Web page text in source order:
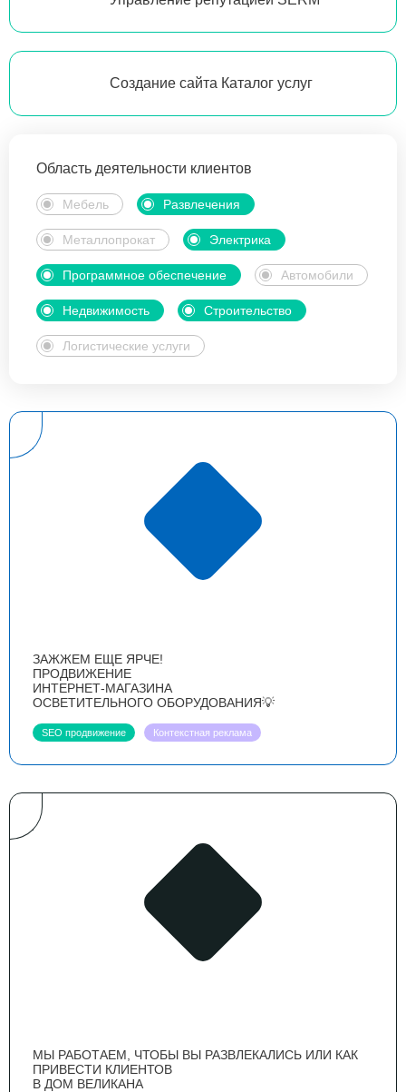
Создание сайта Каталог услуг
Область деятельности клиентов
Мебель Развлечения
Металлопрокат Электрика
Программное обеспечение Автомобили
Недвижимость Строительство
Логистические услуги
ЗАЖЖЕМ ЕЩЕ ЯРЧЕ!
ПРОДВИЖЕНИЕ
ИНТЕРНЕТ-МАГАЗИНА
ОСВЕТИТЕЛЬНОГО ОБОРУДОВАНИЯ💡
SEO продвижение Контекстная реклама
МЫ РАБОТАЕМ, ЧТОБЫ ВЫ РАЗВЛЕКАЛИСЬ ИЛИ КАК
ПРИВЕСТИ КЛИЕНТОВ
В ДОМ ВЕЛИКАНА